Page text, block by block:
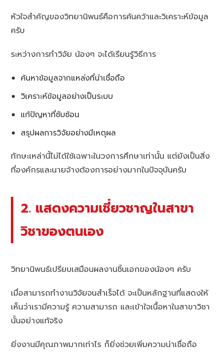
หัวใจสำคัญของวิทยานิพนธ์คือการค้นคว้าและวิเคราะห์ข้อมูล
ครับ
ระหว่างการทำวิจัย น้องๆ จะได้เรียนรู้วิธีการ
ค้นหาข้อมูลจากแหล่งที่น่าเชื่อถือ
วิเคราะห์ข้อมูลอย่างเป็นระบบ
แก้ปัญหาที่ซับซ้อน
สรุปผลการวิจัยอย่างมีเหตุผล
ทักษะเหล่านี้ไม่ได้ใช้เฉพาะในวงการศึกษาเท่านั้น แต่ยังเป็นสิ่ง
ที่องค์กรและนายจ้างต้องการอย่างมากในปัจจุบันครับ
2. แสดงความเชี่ยวชาญในสาขา
วิชาของตนเอง
วิทยานิพนธ์เปรียบเสมือนผลงานชิ้นเอกของน้องๆ ครับ
เมื่อสามารถทำงานวิจัยจนสำเร็จได้ จะเป็นหลักฐานที่แสดงให้
เห็นว่าเรามีความรู้ ความสามารถ และเข้าใจเนื้อหาในสาขาวิชา
นั้นอย่างแท้จริง
ยิ่งงานมีคุณภาพมากเท่าไร ก็ยิ่งช่วยเพิ่มความน่าเชื่อถือ